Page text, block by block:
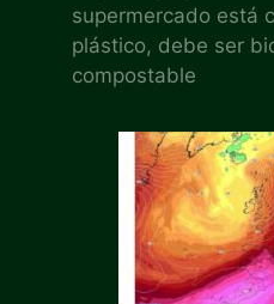
supermercado está
plástico, debe ser
compostable